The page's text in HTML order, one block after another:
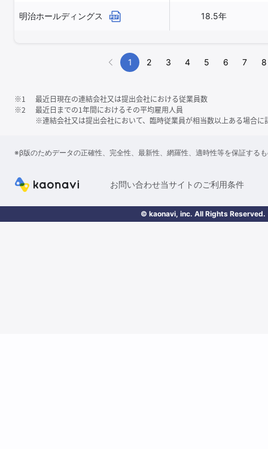
明治ホールディングス 18.5年
1 2 3 4 5 6 7 8
※1
最近日現在の連結会社又は提出会社における従業員数
※2
最近日までの1年間におけるその平均雇用人員
※連結会社又は提出会社において、臨時従業員が相当数以上ある場合に
※β版のためデータの正確性、完全性、最新性、網羅性、適時性等を保証する
お問い合わせ当サイトのご利用条件
© kaonavi, inc. All Rights Reserved.